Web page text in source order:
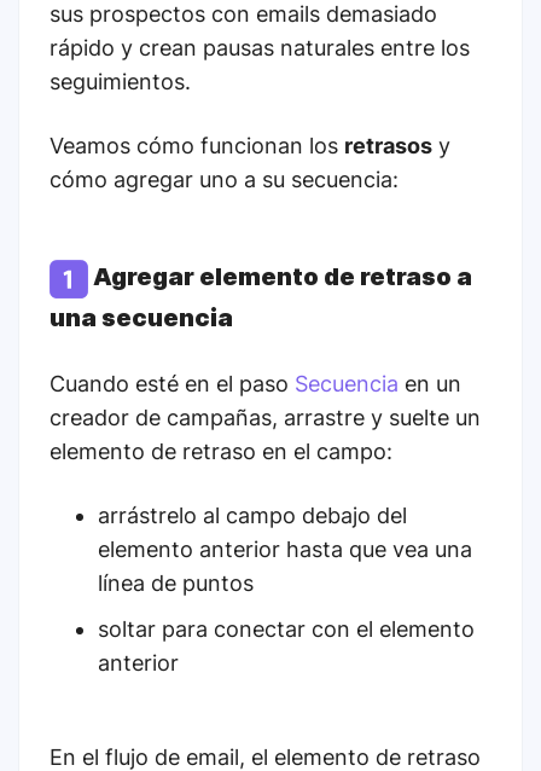
sus prospectos con emails demasiado
rápido y crean pausas naturales entre los
seguimientos.
Veamos cómo funcionan los retrasos y
cómo agregar uno a su secuencia:
Agregar elemento de retraso a
una secuencia
Cuando esté en el paso Secuencia en un
creador de campañas, arrastre y suelte un
elemento de retraso en el campo:
arrástrelo al campo debajo del
elemento anterior hasta que vea una
línea de puntos
soltar para conectar con el elemento
anterior
En el flujo de email, el elemento de retraso